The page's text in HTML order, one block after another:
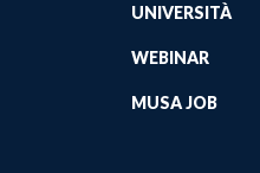
UNIVERSITÀ
WEBINAR
MUSA JOB